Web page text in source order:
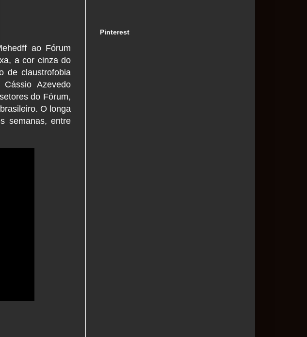
ao Fórum
a cor cinza do
de claustrofobia
Azevedo
do Fórum,
O longa
semanas, entre
Pinterest